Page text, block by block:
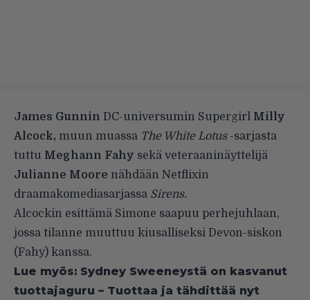
James Gunnin DC-universumin Supergirl Milly
Alcock, muun muassa The White Lotus-sarjasta
tuttu Meghann Fahy sekä veteraaninäyttelijä
Julianne Moore nähdään Netflixin
draamakomediasarjassa Sirens.
Alcockin esittämä Simone saapuu perhejuhlaan,
jossa tilanne muuttuu kiusalliseksi Devon-siskon
(Fahy) kanssa.
Lue myös: Sydney Sweeneystä on kasvanut
tuottajaguru – Tuottaa ja tähdittää nyt